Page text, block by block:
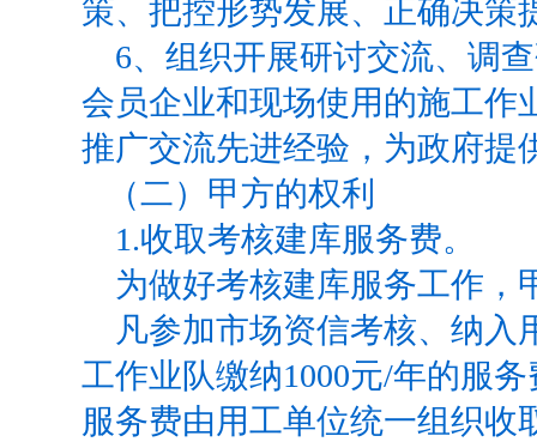
策、把控形势发展、正确决策
6、组织开展研讨交流、调
会员企业和现场使用的施工作
推广交流先进经验，为政府提
（二）甲方的权利
1.收取考核建库服务费。
为做好考核建库服务工作，
凡参加市场资信考核、纳入
工作业队缴纳1000元/年的服务
服务费由用工单位统一组织收